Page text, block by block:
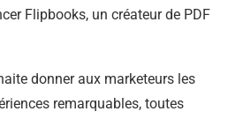
Flipbooks, un créateur de PDF
donner aux marketeurs les
remarquables, toutes